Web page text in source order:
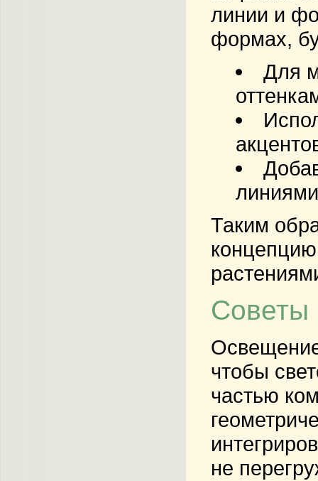
линии и
формах,
Для
Таким
Советы
чтобы
частью
не